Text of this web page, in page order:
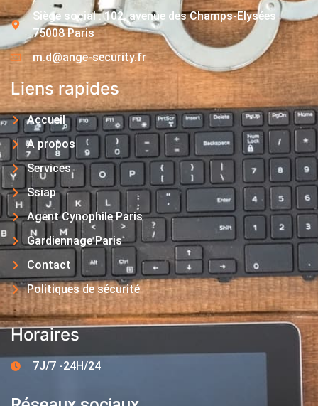
Siège social : 102, avenue des Champs-Elysées
75008 Paris
m.d@ange-security.fr
Liens rapides
Accueil
A propos
Services
Ssiap
Agent Cynophile Paris
Gardiennage Paris
Contact
Politiques de sécurité
Horaires
7J/7 -24H/24